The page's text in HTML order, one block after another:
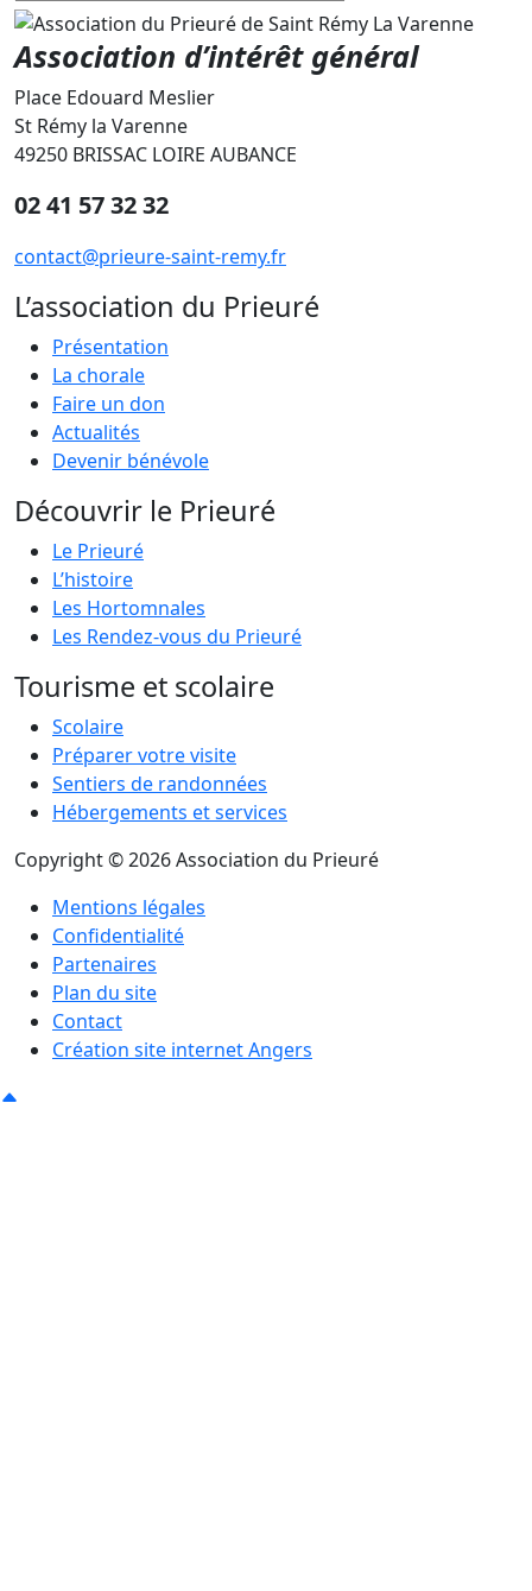
Association d’intérêt général
Place Edouard Meslier
St Rémy la Varenne
49250 BRISSAC LOIRE AUBANCE
02 41 57 32 32
contact@prieure-saint-remy.fr
L’association du Prieuré
Présentation
La chorale
Faire un don
Actualités
Devenir bénévole
Découvrir le Prieuré
Le Prieuré
L’histoire
Les Hortomnales
Les Rendez-vous du Prieuré
Tourisme et scolaire
Scolaire
Préparer votre visite
Sentiers de randonnées
Hébergements et services
Copyright © 2026 Association du Prieuré
Mentions légales
Confidentialité
Partenaires
Plan du site
Contact
Création site internet Angers